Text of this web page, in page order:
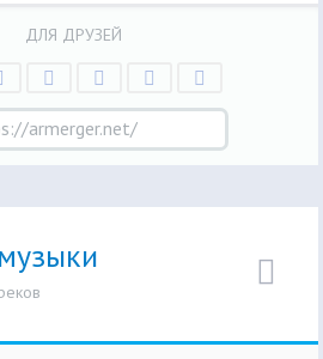
ДЛЯ ДРУЗЕЙ